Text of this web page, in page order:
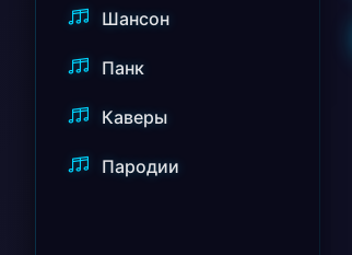
Шансон
Панк
Каверы
Пародии